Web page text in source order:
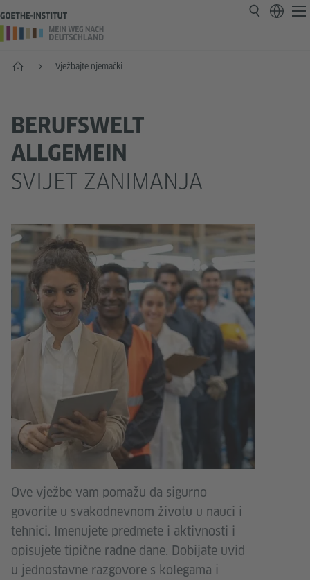
Početna Vježbajte njemački
BERUFSWELT
ALLGEMEIN
SVIJET ZANIMANJA
Ove vježbe vam pomažu da sigurno
govorite u svakodnevnom životu u nauci i
tehnici. Imenujete predmete i aktivnosti i
opisujete tipične radne dane. Dobijate uvid
u jednostavne razgovore s kolegama i